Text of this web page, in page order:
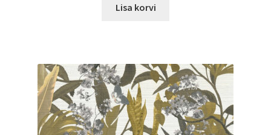
Lisa korvi